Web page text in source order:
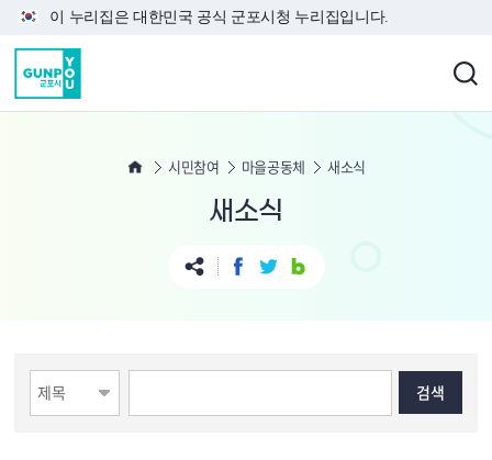
본문 바로가기
이 누리집은 대한민국 공식 군포시청 누리집입니다.
시민참여 마을공동체 새소식
새소식